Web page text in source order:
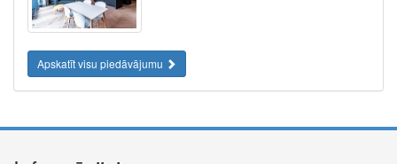
Apskatīt visu piedāvājumu